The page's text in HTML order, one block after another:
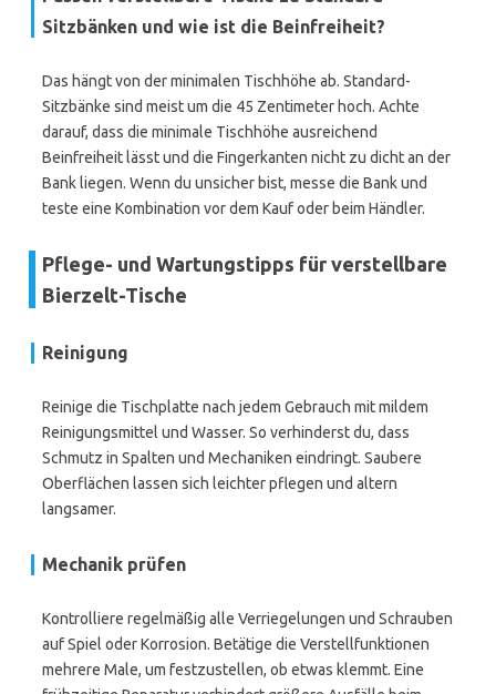
Sitzbänken und wie ist die Beinfreiheit?
Das hängt von der minimalen Tischhöhe ab. Standard-
Sitzbänke sind meist um die 45 Zentimeter hoch. Achte
darauf, dass die minimale Tischhöhe ausreichend
Beinfreiheit lässt und die Fingerkanten nicht zu dicht an der
Bank liegen. Wenn du unsicher bist, messe die Bank und
teste eine Kombination vor dem Kauf oder beim Händler.
Pflege- und Wartungstipps für verstellbare
Bierzelt-Tische
Reinigung
Reinige die Tischplatte nach jedem Gebrauch mit mildem
Reinigungsmittel und Wasser. So verhinderst du, dass
Schmutz in Spalten und Mechaniken eindringt. Saubere
Oberflächen lassen sich leichter pflegen und altern
langsamer.
Mechanik prüfen
Kontrolliere regelmäßig alle Verriegelungen und Schrauben
auf Spiel oder Korrosion. Betätige die Verstellfunktionen
mehrere Male, um festzustellen, ob etwas klemmt. Eine